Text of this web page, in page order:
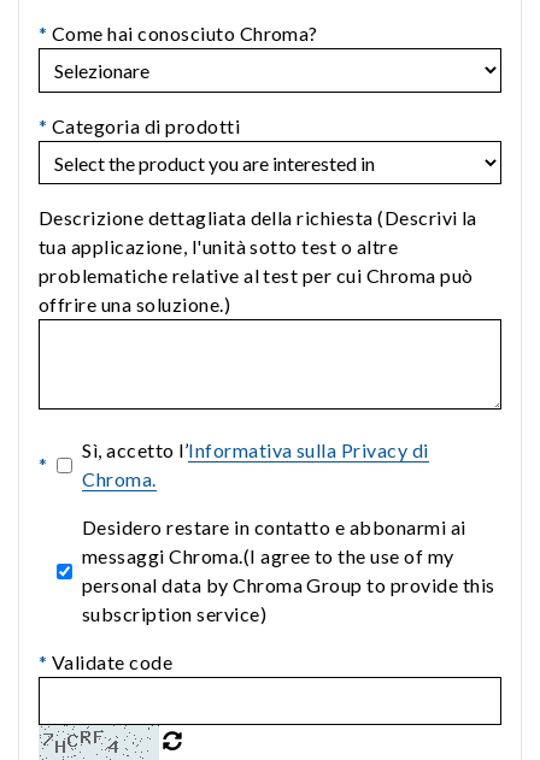
* Come hai conosciuto Chroma?
* Categoria di prodotti
Descrizione dettagliata della richiesta (Descrivi la
tua applicazione, l'unità sotto test o altre
problematiche relative al test per cui Chroma può
offrire una soluzione.)
*
Sì, accetto l’Informativa sulla Privacy di
Chroma.
Desidero restare in contatto e abbonarmi ai
messaggi Chroma.(I agree to the use of my
personal data by Chroma Group to provide this
subscription service)
* Validate code